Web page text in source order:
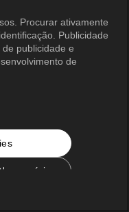
Procurar ativamente
Publicidade
publicidade e
de